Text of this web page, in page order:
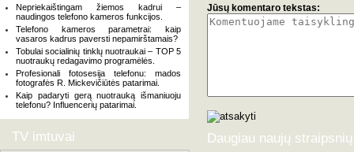
Nepriekaištingam žiemos kadrui –
naudingos telefono kameros funkcijos.
Telefono kameros parametrai: kaip
vasaros kadrus paversti nepamirštamais?
Tobulai socialinių tinklų nuotraukai – TOP 5
nuotraukų redagavimo programėlės.
Profesionali fotosesija telefonu: mados
fotografės R. Mickevičiūtės patarimai.
Kaip padaryti gerą nuotrauką išmaniuoju
telefonu? Influencerių patarimai.
TV imtuvai
Jūsų komentaro tekstas:
Daugiau naujų straipsnių